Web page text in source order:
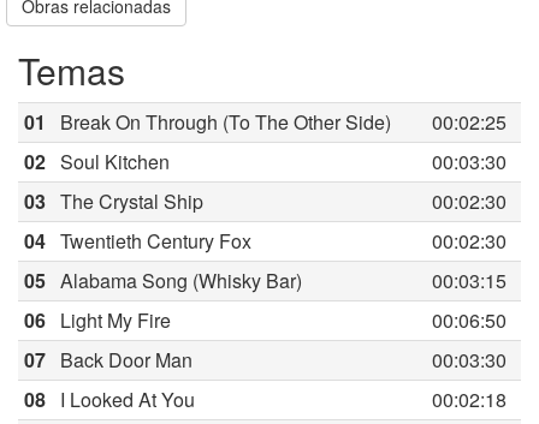
Obras relacionadas
Temas
01 Break On Through (To The Other Side)
00:02:25
02 Soul Kitchen
00:03:30
03 The Crystal Ship
00:02:30
04 Twentieth Century Fox
00:02:30
05 Alabama Song (Whisky Bar)
00:03:15
06 Light My Fire
00:06:50
07 Back Door Man
00:03:30
08 I Looked At You
00:02:18